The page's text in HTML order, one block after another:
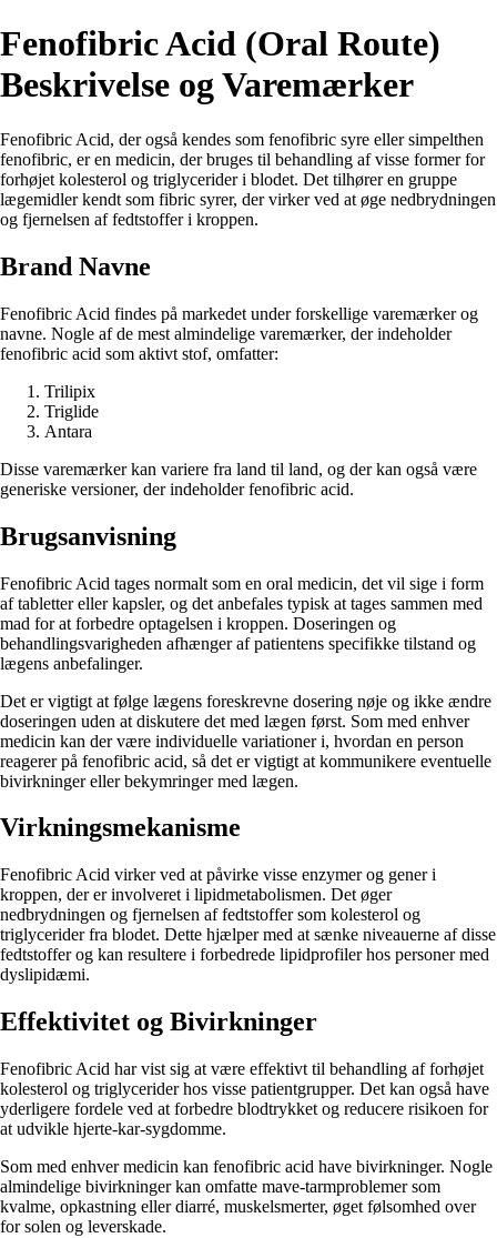
Fenofibric Acid (Oral Route)
Beskrivelse og Varemærker
Fenofibric Acid, der også kendes som fenofibric syre eller simpelthen
fenofibric, er en medicin, der bruges til behandling af visse former for
forhøjet kolesterol og triglycerider i blodet. Det tilhører en gruppe
lægemidler kendt som fibric syrer, der virker ved at øge nedbrydningen
og fjernelsen af fedtstoffer i kroppen.
Brand Navne
Fenofibric Acid findes på markedet under forskellige varemærker og
navne. Nogle af de mest almindelige varemærker, der indeholder
fenofibric acid som aktivt stof, omfatter:
Trilipix
Triglide
Antara
Disse varemærker kan variere fra land til land, og der kan også være
generiske versioner, der indeholder fenofibric acid.
Brugsanvisning
Fenofibric Acid tages normalt som en oral medicin, det vil sige i form
af tabletter eller kapsler, og det anbefales typisk at tages sammen med
mad for at forbedre optagelsen i kroppen. Doseringen og
behandlingsvarigheden afhænger af patientens specifikke tilstand og
lægens anbefalinger.
Det er vigtigt at følge lægens foreskrevne dosering nøje og ikke ændre
doseringen uden at diskutere det med lægen først. Som med enhver
medicin kan der være individuelle variationer i, hvordan en person
reagerer på fenofibric acid, så det er vigtigt at kommunikere eventuelle
bivirkninger eller bekymringer med lægen.
Virkningsmekanisme
Fenofibric Acid virker ved at påvirke visse enzymer og gener i
kroppen, der er involveret i lipidmetabolismen. Det øger
nedbrydningen og fjernelsen af fedtstoffer som kolesterol og
triglycerider fra blodet. Dette hjælper med at sænke niveauerne af disse
fedtstoffer og kan resultere i forbedrede lipidprofiler hos personer med
dyslipidæmi.
Effektivitet og Bivirkninger
Fenofibric Acid har vist sig at være effektivt til behandling af forhøjet
kolesterol og triglycerider hos visse patientgrupper. Det kan også have
yderligere fordele ved at forbedre blodtrykket og reducere risikoen for
at udvikle hjerte-kar-sygdomme.
Som med enhver medicin kan fenofibric acid have bivirkninger. Nogle
almindelige bivirkninger kan omfatte mave-tarmproblemer som
kvalme, opkastning eller diarré, muskelsmerter, øget følsomhed over
for solen og leverskade.